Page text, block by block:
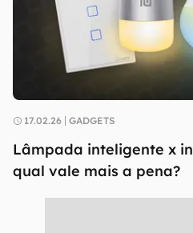
17.02.26 GADGETS
Lâmpada inteligente x
qual vale mais a pena?